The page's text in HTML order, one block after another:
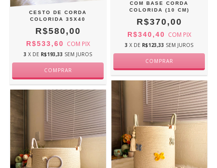
CESTO DE CORDA
COLORIDA 35X40
R$580,00
R$533,60 COM PIX
3 X DE R$193,33 SEM JUROS
COM BASE CORDA
COLORIDA (10 CM)
R$370,00
R$340,40 COM PIX
3 X DE R$123,33 SEM JUROS